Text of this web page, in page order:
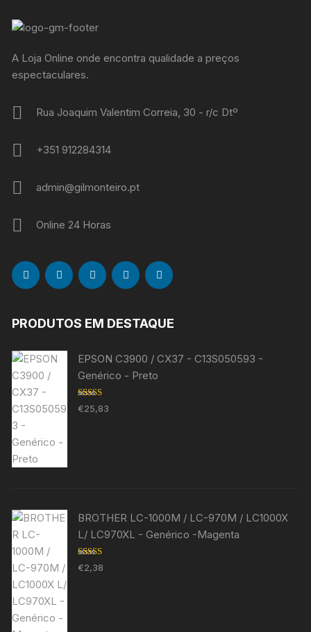
A Loja Online onde encontra qualidade a preços
espectaculares.
Rua Joaquim Valentim Correia, 30 - r/c Dtº
+351 912284314
admin@gilmonteiro.pt
Online 24 Horas
PRODUTOS EM DESTAQUE
EPSON C3900 / CX37 - C13S050593 -
Genérico - Preto
Avaliação
5.00de 5
€25,83
BROTHER LC-1000M / LC-970M / LC1000X
L/ LC970XL - Genérico -Magenta
Avaliação
5.00de 5
€2,38